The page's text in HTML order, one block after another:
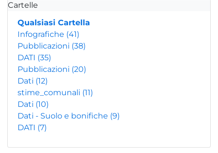
Cartelle
Qualsiasi Cartella
Infografiche (41)
Pubblicazioni (38)
DATI (35)
Pubblicazioni (20)
Dati (12)
stime_comunali (11)
Dati (10)
Dati - Suolo e bonifiche (9)
DATI (7)